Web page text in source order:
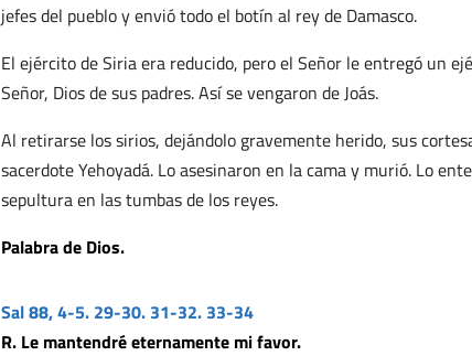
jefes del pueblo y envió todo el botín al rey de Damasco.
El ejército de Siria era reducido, pero el Señor le entregó un
Señor, Dios de sus padres. Así se vengaron de Joás.
Al retirarse los sirios, dejándolo gravemente herido, sus
sacerdote Yehoyadá. Lo asesinaron en la cama y murió. Lo
sepultura en las tumbas de los reyes.
Palabra de Dios.
Sal 88, 4-5. 29-30. 31-32. 33-34
R. Le mantendré eternamente mi favor.